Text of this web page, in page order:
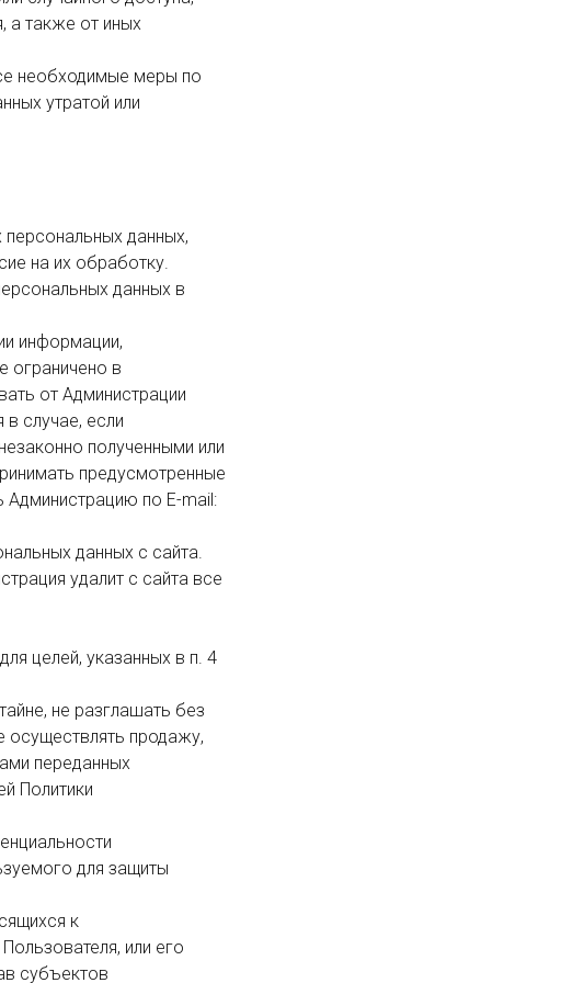
а также от иных
утратой или
на их обработку.
ограничено в
от Администрации
в случае, если
полученными или
предусмотренные
по E-mail:
удалит с сайта все
осуществлять продажу,
переданных
Политики
для защиты
или его
субъектов